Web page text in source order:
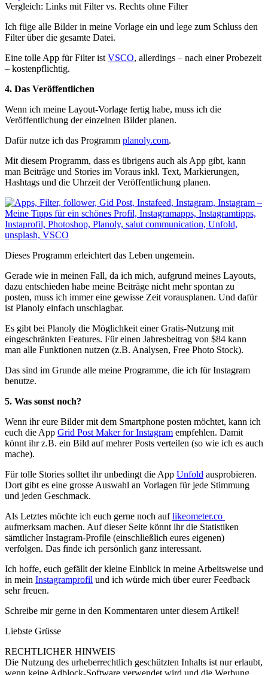
Vergleich: Links mit Filter vs. Rechts ohne Filter
Ich füge alle Bilder in meine Vorlage ein und lege zum Schluss den
Filter über die gesamte Datei.
Eine tolle App für Filter ist VSCO, allerdings – nach einer Probezeit
– kostenpflichtig.
4. Das Veröffentlichen
Wenn ich meine Layout-Vorlage fertig habe, muss ich die
Veröffentlichung der einzelnen Bilder planen.
Dafür nutze ich das Programm planoly.com.
Mit diesem Programm, dass es übrigens auch als App gibt, kann
man Beiträge und Stories im Voraus inkl. Text, Markierungen,
Hashtags und die Uhrzeit der Veröffentlichung planen.
Dieses Programm erleichtert das Leben ungemein.
Gerade wie in meinen Fall, da ich mich, aufgrund meines Layouts,
dazu entschieden habe meine Beiträge nicht mehr spontan zu
posten, muss ich immer eine gewisse Zeit vorausplanen. Und dafür
ist Planoly einfach unschlagbar.
Es gibt bei Planoly die Möglichkeit einer Gratis-Nutzung mit
eingeschränkten Features. Für einen Jahresbeitrag von $84 kann
man alle Funktionen nutzen (z.B. Analysen, Free Photo Stock).
Das sind im Grunde alle meine Programme, die ich für Instagram
benutze.
5. Was sonst noch?
Wenn ihr eure Bilder mit dem Smartphone posten möchtet, kann ich
euch die App Grid Post Maker for Instagram empfehlen. Damit
könnt ihr z.B. ein Bild auf mehrer Posts verteilen (so wie ich es auch
mache).
Für tolle Stories solltet ihr unbedingt die App Unfold ausprobieren.
Dort gibt es eine grosse Auswahl an Vorlagen für jede Stimmung
und jeden Geschmack.
Als Letztes möchte ich euch gerne noch auflikeometer.co
aufmerksam machen. Auf dieser Seite könnt ihr die Statistiken
sämtlicher Instagram-Profile (einschließlich eures eigenen)
verfolgen. Das finde ich persönlich ganz interessant.
Ich hoffe, euch gefällt der kleine Einblick in meine Arbeitsweise und
in mein Instagramprofil und ich würde mich über eurer Feedback
sehr freuen.
Schreibe mir gerne in den Kommentaren unter diesem Artikel!
Liebste Grüsse
RECHTLICHER HINWEIS
Die Nutzung des urheberrechtlich geschützten Inhalts ist nur erlaubt,
wenn keine Adblock-Software verwendet wird und die Werbung